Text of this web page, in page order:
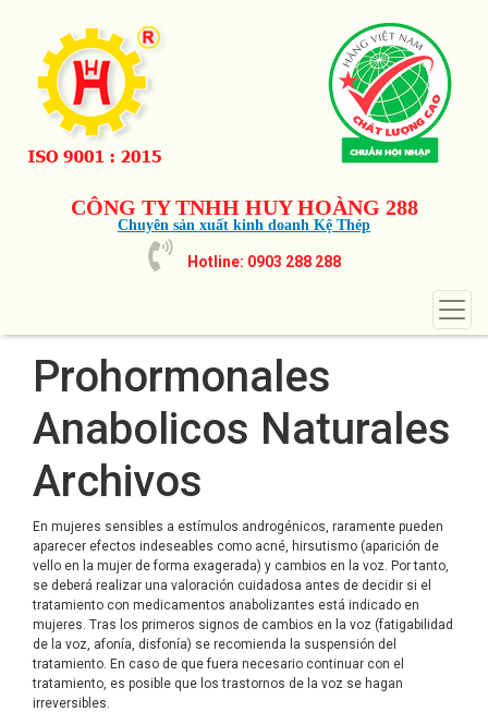
CÔNG TY TNHH HUY HOÀNG 288
Chuyên sản xuất kinh doanh Kệ Thép
Hotline: 0903 288 288
Prohormonales
Anabolicos Naturales
Archivos
En mujeres sensibles a estímulos androgénicos, raramente pueden
aparecer efectos indeseables como acné, hirsutismo (aparición de
vello en la mujer de forma exagerada) y cambios en la voz. Por tanto,
se deberá realizar una valoración cuidadosa antes de decidir si el
tratamiento con medicamentos anabolizantes está indicado en
mujeres. Tras los primeros signos de cambios en la voz (fatigabilidad
de la voz, afonía, disfonía) se recomienda la suspensión del
tratamiento. En caso de que fuera necesario continuar con el
tratamiento, es posible que los trastornos de la voz se hagan
irreversibles.